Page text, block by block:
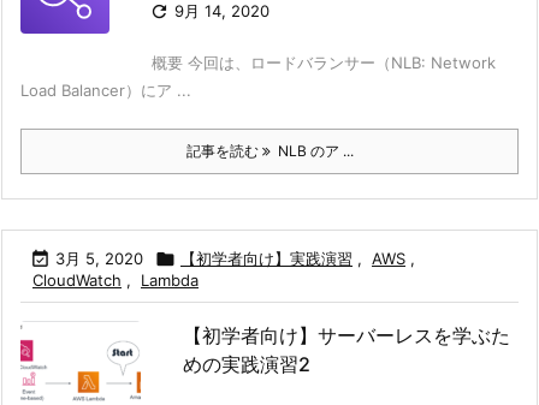
 9月 14, 2020
概要 今回は、ロードバランサー（NLB: Network
Load Balancer）にア ...
記事を読む NLB のア ...
 3月 5, 2020  【初学者向け】実践演習 , AWS ,
CloudWatch , Lambda
【初学者向け】サーバーレスを学ぶた
めの実践演習2